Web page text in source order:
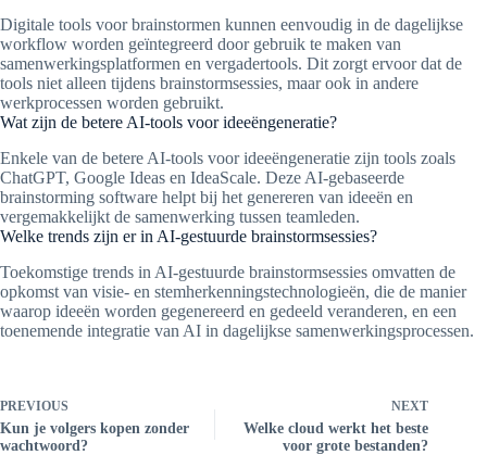
Digitale tools voor brainstormen kunnen eenvoudig in de dagelijkse
workflow worden geïntegreerd door gebruik te maken van
samenwerkingsplatformen en vergadertools. Dit zorgt ervoor dat de
tools niet alleen tijdens brainstormsessies, maar ook in andere
werkprocessen worden gebruikt.
Wat zijn de betere AI-tools voor ideeëngeneratie?
Enkele van de betere AI-tools voor ideeëngeneratie zijn tools zoals
ChatGPT, Google Ideas en IdeaScale. Deze AI-gebaseerde
brainstorming software helpt bij het genereren van ideeën en
vergemakkelijkt de samenwerking tussen teamleden.
Welke trends zijn er in AI-gestuurde brainstormsessies?
Toekomstige trends in AI-gestuurde brainstormsessies omvatten de
opkomst van visie- en stemherkenningstechnologieën, die de manier
waarop ideeën worden gegenereerd en gedeeld veranderen, en een
toenemende integratie van AI in dagelijkse samenwerkingsprocessen.
PREVIOUS
Kun je volgers kopen zonder
wachtwoord?
NEXT
Welke cloud werkt het beste
voor grote bestanden?